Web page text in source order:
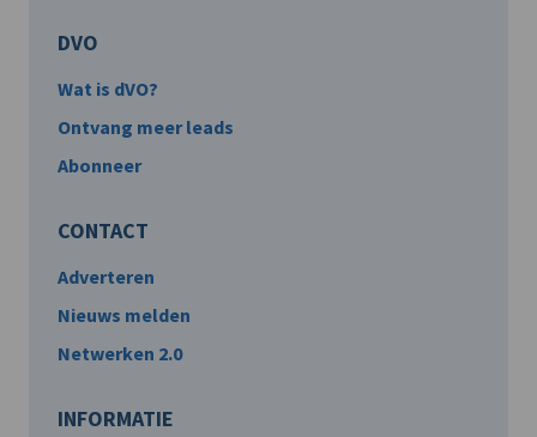
DVO
Wat is dVO?
Ontvang meer leads
Abonneer
CONTACT
Adverteren
Nieuws melden
Netwerken 2.0
INFORMATIE